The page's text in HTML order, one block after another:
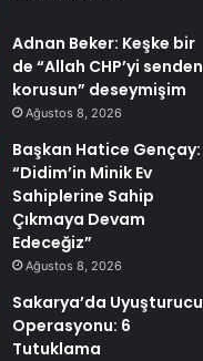
Adnan Beker: Keşke bir
de “Allah CHP’yi senden
korusun” deseymişim
Ağustos 8, 2026
Başkan Hatice Gençay:
“Didim’in Minik Ev
Sahiplerine Sahip
Çıkmaya Devam
Edeceğiz”
Ağustos 8, 2026
Sakarya’da Uyuşturucu
Operasyonu: 6
Tutuklama